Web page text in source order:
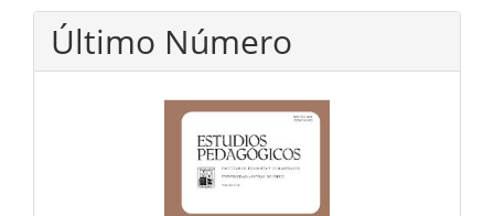
Último Número